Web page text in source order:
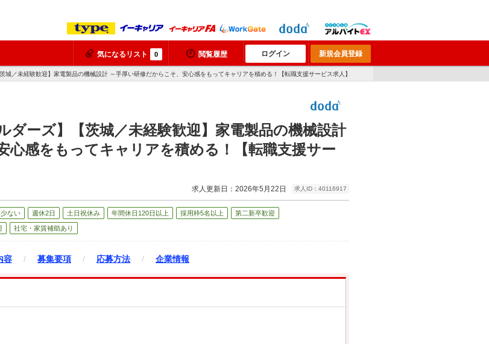
気になるリスト 0 閲覧履歴 ログイン 新規会員登録
城／未経験歓迎】家電製品の機械設計 ～手厚い研修だからこそ、安心感をもってキャリアを積める！【転職支援サービス求人】
ダーズ】【茨城／未経験歓迎】家電製品の機械設計
心感をもってキャリアを積める！【転職支援サー
求人更新日：2026年5月22日 求人ID：40116917
ない 週休2日 土日祝休み 年間休日120日以上 採用枠5名以上 第二新卒歓迎
社宅・家賃補助あり
容 / 募集要項 / 応募方法 / 企業情報